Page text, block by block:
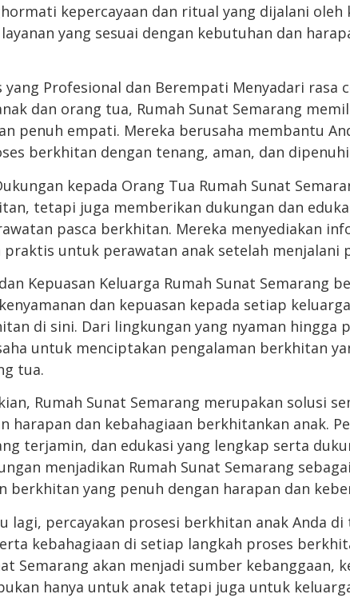
kepercayaan dan ritual yang dijalani oleh
yang sesuai dengan kebutuhan dan
yang Profesional dan Berempati Menyadari rasa
dan orang tua, Rumah Sunat Semarang
penuh empati. Mereka berusaha membantu
berkhitan dengan tenang, aman, dan
kepada Orang Tua Rumah Sunat
tetapi juga memberikan dukungan dan
pasca berkhitan. Mereka menyediakan
praktis untuk perawatan anak setelah menjalani
Kepuasan Keluarga Rumah Sunat Semarang
dan kepuasan kepada setiap
di sini. Dari lingkungan yang nyaman hingga
untuk menciptakan pengalaman berkhitan
tua.
Rumah Sunat Semarang merupakan solusi
harapan dan kebahagiaan berkhitankan anak.
terjamin, dan edukasi yang lengkap serta
menjadikan Rumah Sunat Semarang
berkhitan yang penuh dengan harapan dan
lagi, percayakan prosesi berkhitan anak Anda
kebahagiaan di setiap langkah proses
Semarang akan menjadi sumber kebanggaan,
hanya untuk anak tetapi juga untuk